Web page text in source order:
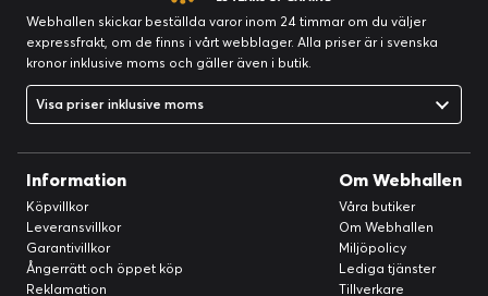
Webhallen skickar beställda varor inom 24 timmar om du väljer
expressfrakt, om de finns i vårt webblager. Alla priser är i svenska
kronor inklusive moms och gäller även i butik.
Visa priser inklusive moms
Information
Köpvillkor
Leveransvillkor
Garantivillkor
Ångerrätt och öppet köp
Reklamation
Om Webhallen
Våra butiker
Om Webhallen
Miljöpolicy
Lediga tjänster
Tillverkare